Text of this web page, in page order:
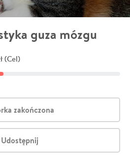
guza mózgu
(Cel)
zakończona
Udostępnij